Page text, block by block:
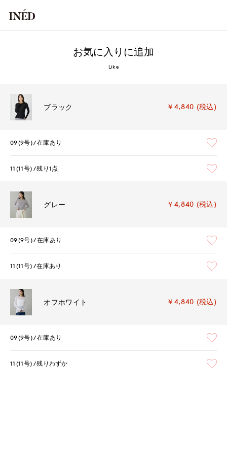
お気に入りに追加
Like
ブラック ￥4,840 (税込)
09(9号) 在庫あり
11(11号) 残り1点
グレー ￥4,840 (税込)
09(9号) 在庫あり
11(11号) 在庫あり
オフホワイト ￥4,840 (税込)
09(9号) 在庫あり
11(11号) 残りわずか